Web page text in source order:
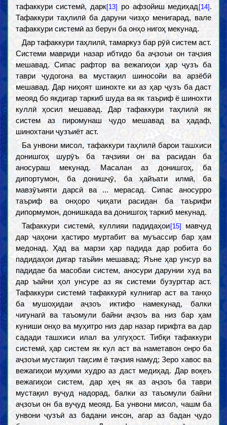
тафаккури системӣ, дарк[13] ро афзойиш медиҳад [14] .
Тафаккури таҳлилӣ ба даруни чизҳо менигарад, вале
тафаккури системӣ аз берун ба онҳо нигоҳ мекунад.
Дар тафаккури таҳлилӣ, тамаркуз бар рӯӣ систем аст.
Системи мавриди назар ибтидо ба аҷзоъи он таҷзия
мешавад. Сипас рафтор ва вежагиҳои ҳар ҷузъ ба
таври ҷудогона ва мустақил шиносойи ва арзёбӣ
мешавад. Дар ниҳоят шинохте ки аз ҳар ҷузъ ба даст
меояд бо якдигар таркиб шуда ва як таъриф ё шинохти
куллӣ ҳосил мешавад. Дар тафаккури таҳлилӣ як
систем аз пиромунаш ҷудо мешавад ва ҳадаф,
шинохтани ҷузъиёт аст.
Ба унвони мисол, тафаккури таҳлилӣ барои ташхиси
донишгоҳ шурӯъ ба таҷзияи он ва расидан ба
аносураш мекунад. Масалан аз донишгоҳ, ба
дипортумон, ба донишҷӯ, ба ҳайъати илмӣ, ба
мавзӯъияти дарсӣ ва ... мерасад. Сипас аносурро
таъриф ва онҳоро ҷиҳати расидан ба таърифи
дипормумон, донишкада ва донишгоҳ таркиб мекунад.
Тафаккури системӣ, куллияи падидаҳои [15]
мавҷуд
дар ҷаҳони ҳастиро муртабит ва муъассир бар ҳам
медонад. Ҳад ва марзи ҳар падида дар робита бо
падидаҳои дигар таъйин мешавад; Яъне ҳар унсур ва
падидае ба масобаи систем, аносури дарунии худ ва
дар ъайни ҳол унсуре аз як системи бузургтар аст.
Тафаккури системӣ тафаккурӣ кулнигар аст ва танҳо
ба мушоҳидаи аҷзоъ иктифо намекунад, балки
чигунагӣ ва таъомули байни аҷзоъ ва низ бар ҳам
куниши онҳо ва муҳитро низ дар назар гирифта ва дар
садади ташхиси илал ва улгуҳост. Тибқи тафаккури
системӣ, ҳар систем як кул аст ва наметавон онро ба
аҷзоъи мустақил тақсим ё таҷзия намуд; Зеро хавос ва
вежагиҳои муҳими худро аз даст медиҳад. Дар воқеъ
вежагиҳои систем, дар ҳеҷ як аз аҷзоъ ба таври
мустақил вуҷуд надорад, балки аз таъомули байни
аҷзоъи он ба вуҷуд меояд. Ба унвони мисол, чашм ба
унвони ҷузъӣ аз бадани инсон, агар аз бадан ҷудо